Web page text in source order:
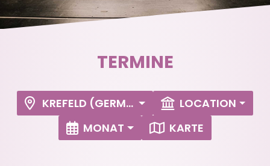
TERMINE
KREFELD (GERMANY)
LOCATION
MONAT
KARTE